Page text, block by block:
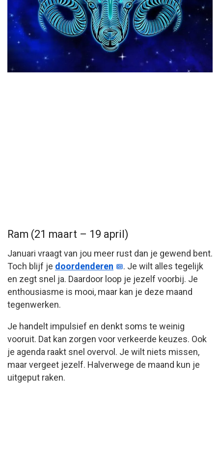
Ram (21 maart – 19 april)
Januari vraagt van jou meer rust dan je gewend bent.
Toch blijf je doordenderen
. Je wilt alles tegelijk
en zegt snel ja. Daardoor loop je jezelf voorbij. Je
enthousiasme is mooi, maar kan je deze maand
tegenwerken.
Je handelt impulsief en denkt soms te weinig
vooruit. Dat kan zorgen voor verkeerde keuzes. Ook
je agenda raakt snel overvol. Je wilt niets missen,
maar vergeet jezelf. Halverwege de maand kun je
uitgeput raken.